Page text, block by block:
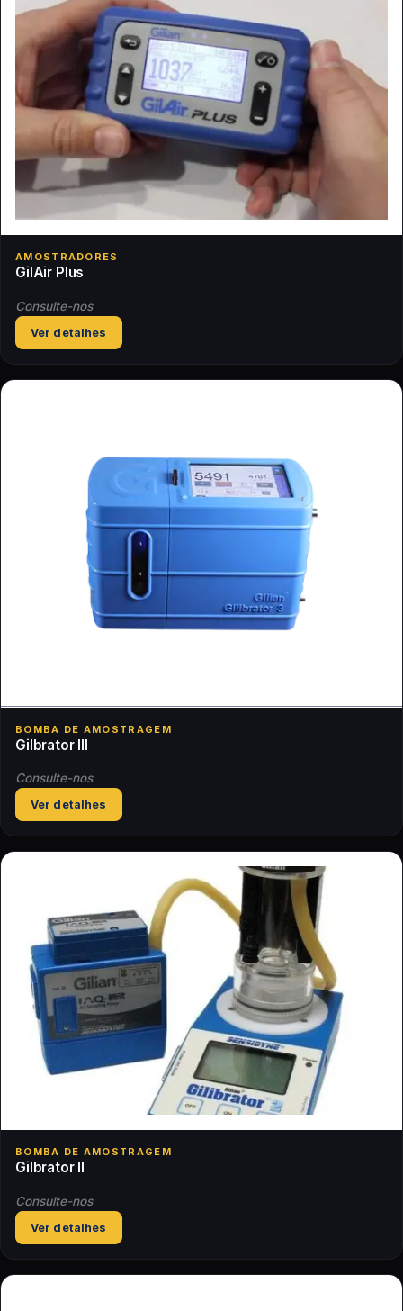
AMOSTRADORES
GilAir Plus
Consulte-nos
Ver detalhes
BOMBA DE AMOSTRAGEM
Gilbrator III
Consulte-nos
Ver detalhes
BOMBA DE AMOSTRAGEM
Gilbrator II
Consulte-nos
Ver detalhes